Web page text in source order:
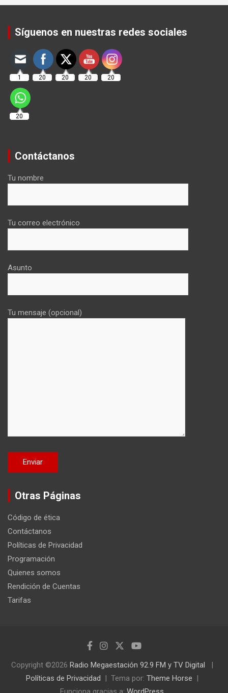
Síguenos en nuestras redes sociales
1 20 20 20 20
20
Contáctanos
Tu nombre
Tu correo electrónico
Asunto
Tu mensaje (opcional)
Otras Páginas
Código de ética
Contáctanos
Políticas de Privacidad
Programación
Quienes somos
Rendición de Cuentas
Tarifas
Copyright ©2026 Radio Megaestación 92.9 FM y TV Digital
Políticas de Privacidad
Tema por: Theme Horse